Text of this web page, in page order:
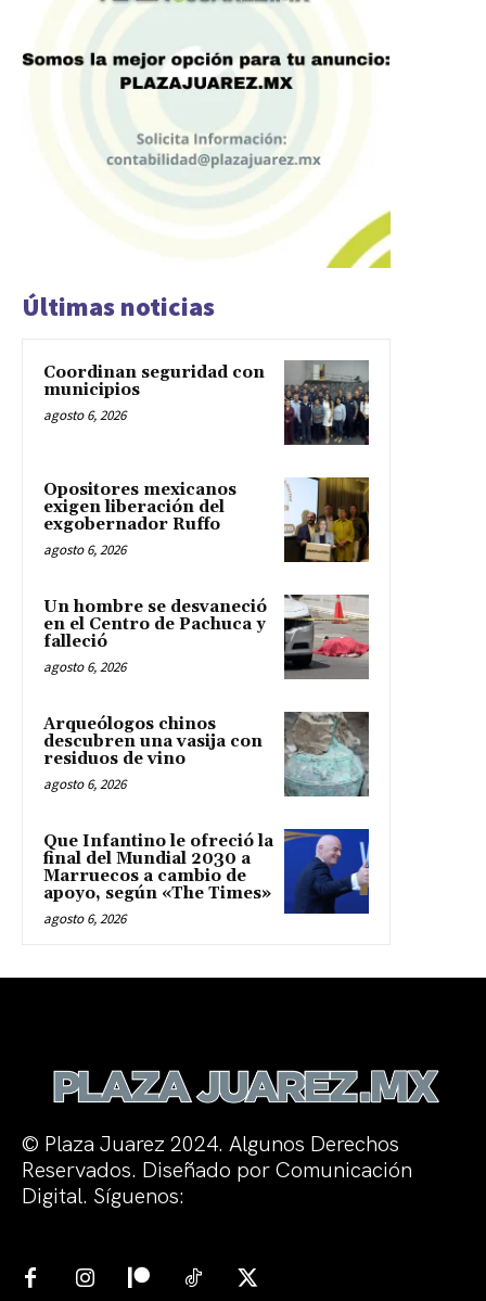
Últimas noticias
Coordinan seguridad con
municipios
agosto 6, 2026
Opositores mexicanos
exigen liberación del
exgobernador Ruffo
agosto 6, 2026
Un hombre se desvaneció
en el Centro de Pachuca y
falleció
agosto 6, 2026
Arqueólogos chinos
descubren una vasija con
residuos de vino
agosto 6, 2026
Que Infantino le ofreció la
final del Mundial 2030 a
Marruecos a cambio de
apoyo, según «The Times»
agosto 6, 2026
© Plaza Juarez 2024. Algunos Derechos
Reservados. Diseñado por Comunicación
Digital. Síguenos: